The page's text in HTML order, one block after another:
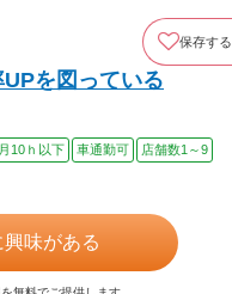
保存する
を図っている
10ｈ以下 車通勤可
店舗数1～9
味がある